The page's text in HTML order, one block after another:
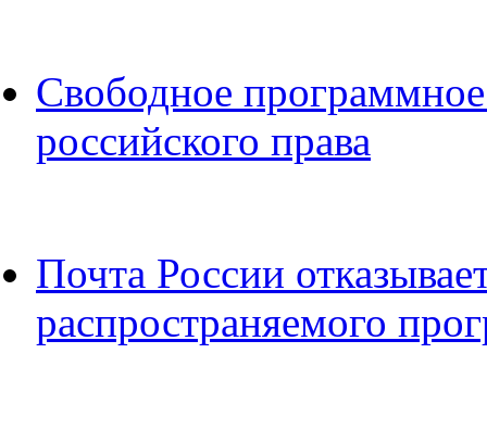
Свободное
российского права
Почта России
распространяемого